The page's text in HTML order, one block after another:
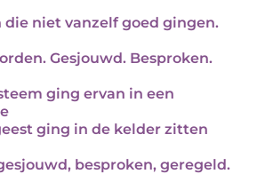
die niet vanzelf goed gingen.
Gesjouwd. Besproken.
ging ervan in een
ging in de kelder zitten
besproken, geregeld.